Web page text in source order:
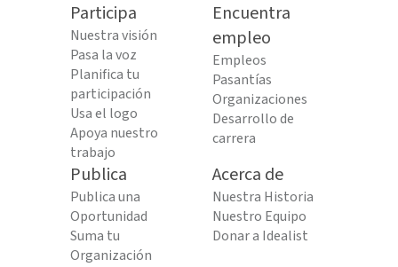
Participa
Nuestra visión
Pasa la voz
Planifica tu
participación
Usa el logo
Apoya nuestro
trabajo
Encuentra
empleo
Empleos
Pasantías
Organizaciones
Desarrollo de
carrera
Publica
Publica una
Oportunidad
Suma tu
Organización
Acerca de
Nuestra Historia
Nuestro Equipo
Donar a Idealist